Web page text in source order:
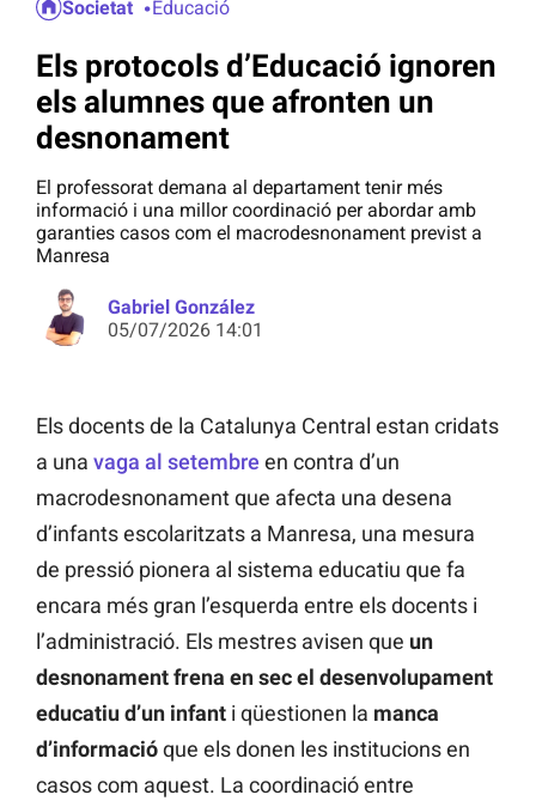
Societat Educació
Els protocols d’Educació ignoren
els alumnes que afronten un
desnonament
El professorat demana al departament tenir més
informació i una millor coordinació per abordar amb
garanties casos com el macrodesnonament previst a
Manresa
Gabriel González
05/07/2026 14:01
Els docents de la Catalunya Central estan cridats
a una vaga al setembre en contra d’un
macrodesnonament que afecta una desena
d’infants escolaritzats a Manresa, una mesura
de pressió pionera al sistema educatiu que fa
encara més gran l’esquerda entre els docents i
l’administració. Els mestres avisen que un
desnonament frena en sec el desenvolupament
educatiu d’un infant i qüestionen la manca
d’informacióque els donen les institucions en
casos com aquest. La coordinació entre